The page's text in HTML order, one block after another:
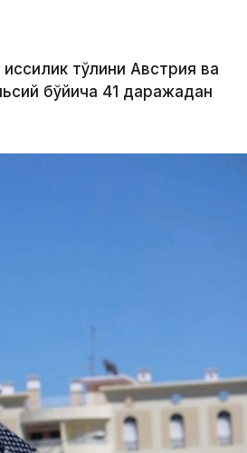
тўлқини Австрия ва
бўйича 41 даражадан